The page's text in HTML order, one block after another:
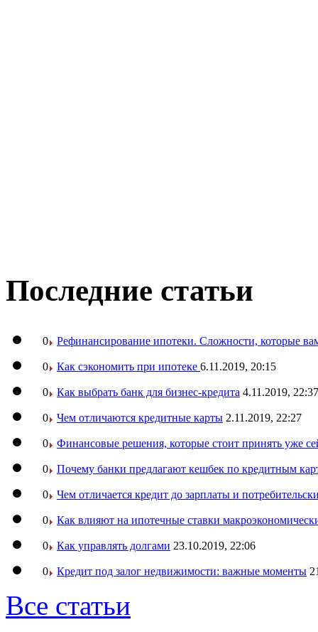
Последние статьи
0 Рефинансирование ипотеки. Сложности, которые
0 Как сэкономить при ипотеке 6.11.2019, 20:15
0 Как выбрать банк для бизнес-кредита 4.11.2019, 22:37
0 Чем отличаются кредитные карты 2.11.2019, 22:27
0 Финансовые решения, которые стоит принять уже
0 Почему банки предлагают кешбек по кредитным
0 Чем отличается кредит до зарплаты и
0 Как влияют на ипотечные ставки
0 Как управлять долгами 23.10.2019, 22:06
0 Кредит под залог недвижимости: важные моменты
Все статьи